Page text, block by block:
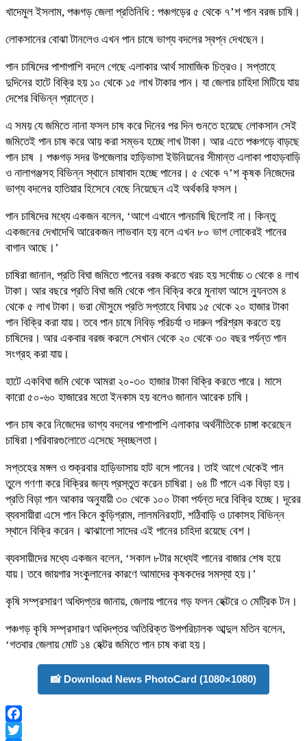
খাদেমুল ইসলাম, পঞ্চগড় জেলা প্রতিনিধি : পঞ্চগড়ের ৫ থেকে ৭’শ পান বরজ চাষি।
লোকসানের বোঝা টানলেও এখন পান চাষে ভাগ্য বদলের স্বপ্ন দেখছেন।
পান চাষিদের পাশাপাশি বদলে গেছে এলাকার আর্থ সামাজিক চিত্রও। সপ্তাহে
দুদিনের হাটে বিক্রি হয় ১০ থেকে ১৫ লাখ টাকার পান। যা জেলার চাহিদা মিটিয়ে যায়
দেশের বিভিন্ন প্রান্তে।
এ সময় যে জমিতে নানা ফসল চাষ করে দিনের পর দিন গুনতে হয়েছে লোকসান সেই
জমিতেই পান চাষ করে আয় করা সম্ভব হচ্ছে লাখ টাকা। আর এতে পঞ্চগড়ে বাড়ছে
পান চাষ । পঞ্চগড় সদর উপজেলার হাড়িভাসা ইউনিয়নের সীমান্ত এলাকা পাহাড়বাড়ি
ও নালাগঞ্জসহ বিভিন্ন স্থানে চাষাবাদ হচ্ছে পানের। ৫ থেকে ৭’শ কৃষক নিজেদের
ভাগ্য বদলের হাতিয়ার হিসেবে বেছে নিয়েছেন এই অর্থকরি ফসল।
পান চাষিদের মধ্যে একজন বলেন, ‘আগে এখানে পানচাষি ছিলোই না। কিন্তু
একজনের দেখাদেখি আরেকজন লাভবান হয় বলে এখন ৮০ ভাগ লোকেরই পানের
বাগান আছে।’
চাষিরা জানান, প্রতি বিঘা জমিতে পানের বরজ করতে খরচ হয় সর্বোচ্চ ৩ থেকে ৪ লাখ
টাকা। আর বছরে প্রতি বিঘা জমি থেকে পান বিক্রি করে মুনাফা আসে ন্যুনতম ৪
থেকে ৫ লাখ টাকা। ভরা মৌসুমে প্রতি সপ্তাহে বিঘায় ১৫ থেকে ২০ হাজার টাকা
পান বিক্রি করা যায়। তবে পান চাষে নিবিড় পরিচর্যা ও দারুন পরিশ্রম করতে হয়
চাষিদের। আর একবার বরজ করলে সেখান থেকে ২০ থেকে ৩০ বছর পর্যন্ত পান
সংগ্রহ করা যায়।
হাটে একবিঘা জমি থেকে আমরা ২০-৩০ হাজার টাকা বিক্রি করতে পারে। মাসে
কারো ৫০-৬০ হাজারের মতো ইনকাম হয় বলেও জানান আরেক চাষি।
পান চাষ করে নিজেদের ভাগ্য বদলের পাশাপাশি এলাকার অর্থনীতিকে চাঙ্গা করেছেন
চাষিরা।পরিবারগুলোতে এসেছে স্বচ্ছলতা।
সপ্তহের মঙ্গল ও শুক্রবার হাড়িভাসায় হাট বসে পানের। তাই আগে থেকেই পান
তুলে গণণা করে বিক্রির জন্য প্রস্তুত করেন চাষিরা। ৬৪ টি পানে এক বিড়া হয়।
প্রতি বিড়া পান আকার অনুযায়ী ৩০ থেকে ১০০ টাকা পর্যন্ত দরে বিক্রি হচ্ছে। দূরের
ব্যবসায়ীরা এসে পান কিনে কুড়িগ্রাম, লালমনিরহাট, শঠিবাড়ি ও ঢাকাসহ বিভিন্ন
স্থানে বিক্রি করেন। ঝাঝালো সাদের এই পানের চাহিদা রয়েছে বেশ।
ব্যবসায়ীদের মধ্যে একজন বলেন, ‘সকাল ৮টার মধ্যেই পানের বাজার শেষ হয়ে
যায়। তবে জায়গার সংকুলানের কারণে আমাদের কৃষকদের সমস্যা হয়।’
কৃষি সম্প্রসারণ অধিদপ্তর জানায়, জেলায় পানের গড় ফলন হেক্টরে ৩ মেট্রিক টন।
পঞ্চগড় কৃষি সম্প্রসারণ অধিদপ্তর অতিরিক্ত উপপরিচালক আব্দুল মতিন বলেন,
‘গতবার জেলায় মোট ১৪ হেক্টর জমিতে পান চাষ করা হয়।
📸 Download News PhotoCard (1080×1080)
Facebook